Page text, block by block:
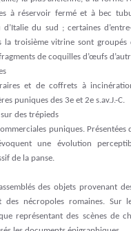
à réservoir fermé et à bec
du sud ; certaines
la troisième vitrine sont groupés
de coquilles d’œufs
et de coffrets à
puniques des 3e et 2e s.av.J.-C.
sur des trépieds
puniques. Présentées
une évolution
de la panse.
des objets provenant
des nécropoles romaines. Sur
représentant des scènes de